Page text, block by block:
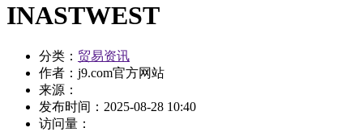
INASTWEST
分类： 贸易资讯
作者： j9.com官方网站
来源：
发布时间： 2025-08-28 10:40
访问量：